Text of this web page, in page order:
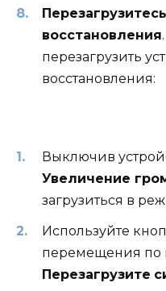
восстановления
перезагрузить
восстановления:
Выключив
Увеличение
загрузиться в
Используйте
перемещения
Перезагрузите